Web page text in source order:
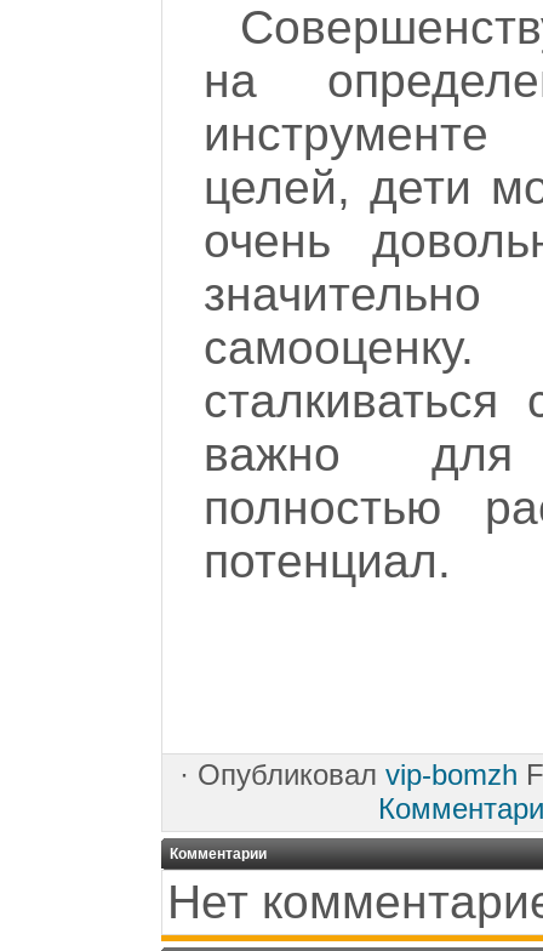
на
целей, дети
очень
важно для
полностью
потенциал.
· Опубликовал vip-bomzh
Комментарии
Нет